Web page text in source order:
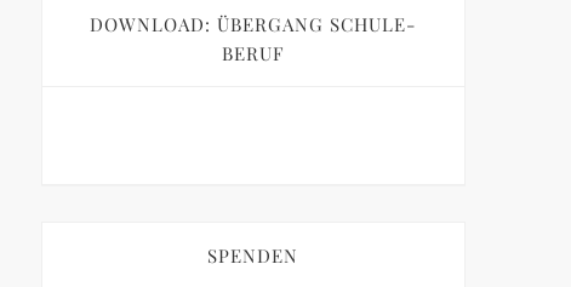
DOWNLOAD: ÜBERGANG SCHULE-
BERUF
SPENDEN